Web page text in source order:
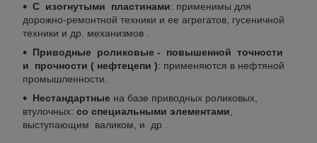
С изогнутыми пластинами: применимы для
дорожно-ремонтной техники и ее агрегатов, гусеничной
техники и др. механизмов .
Приводные роликовые - повышенной точности
и прочности ( нефтецепи ): применяются в нефтяной
промышленности.
Нестандартные на базе приводных роликовых,
втулочных: со специальными элементами
выступающим валиком, и др .